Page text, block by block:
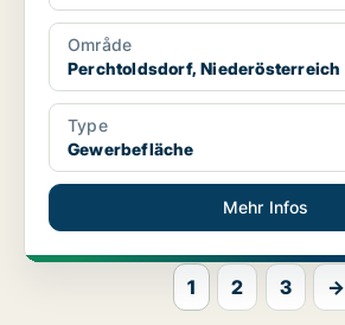
Område
Perchtoldsdorf, Niederösterreich
Type
Gewerbefläche
Mehr Infos
1 2 3 →